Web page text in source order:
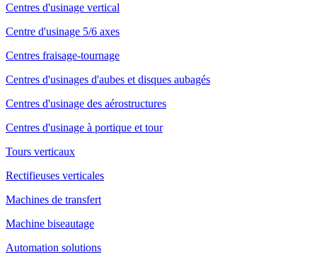
Centres d'usinage vertical
Centre d'usinage 5/6 axes
Centres fraisage-tournage
Centres d'usinages d'aubes et disques aubagés
Centres d'usinage des aérostructures
Centres d'usinage à portique et tour
Tours verticaux
Rectifieuses verticales
Machines de transfert
Machine biseautage
Automation solutions